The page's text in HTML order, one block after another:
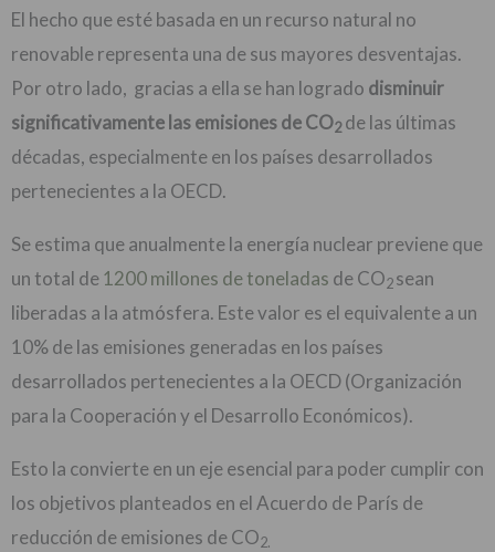
El hecho que esté basada en un recurso natural no
renovable representa una de sus mayores desventajas.
Por otro lado, gracias a ella se han logrado disminuir
significativamente las emisiones de CO2de las últimas
décadas, especialmente en los países desarrollados
pertenecientes a la OECD.
Se estima que anualmente la energía nuclear previene que
un total de1200 millones de toneladas de CO2sean
liberadas a la atmósfera. Este valor es el equivalente a un
10% de las emisiones generadas en los países
desarrollados pertenecientes a la OECD (Organización
para la Cooperación y el Desarrollo Económicos).
Esto la convierte en un eje esencial para poder cumplir con
los objetivos planteados en el Acuerdo de París de
reducción de emisiones de CO2.